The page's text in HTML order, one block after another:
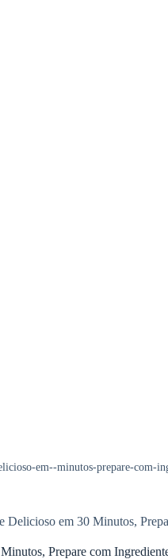
em--minutos-prepare-com-
Delicioso em 30 Minutos,
Prepare com